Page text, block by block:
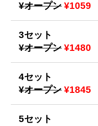
¥オープン ¥1059
3セット
¥オープン ¥1480
4セット
¥オープン ¥1845
5セット